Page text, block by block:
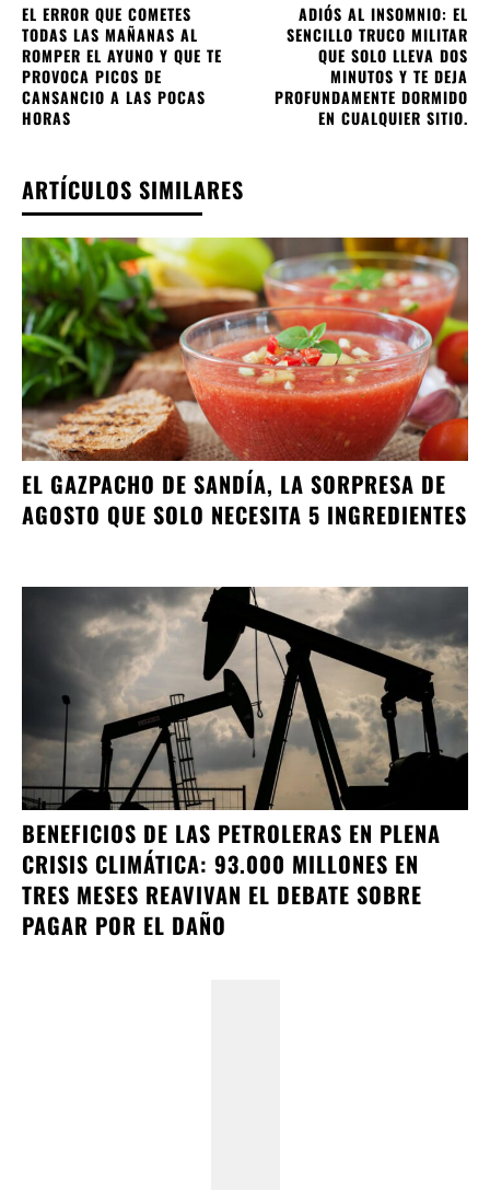
EL ERROR QUE COMETES
TODAS LAS MAÑANAS AL
ROMPER EL AYUNO Y QUE TE
PROVOCA PICOS DE
CANSANCIO A LAS POCAS
HORAS
ADIÓS AL INSOMNIO: EL
SENCILLO TRUCO MILITAR
QUE SOLO LLEVA DOS
MINUTOS Y TE DEJA
PROFUNDAMENTE DORMIDO
EN CUALQUIER SITIO.
ARTÍCULOS SIMILARES
EL GAZPACHO DE SANDÍA, LA SORPRESA DE
AGOSTO QUE SOLO NECESITA 5 INGREDIENTES
BENEFICIOS DE LAS PETROLERAS EN PLENA
CRISIS CLIMÁTICA: 93.000 MILLONES EN
TRES MESES REAVIVAN EL DEBATE SOBRE
PAGAR POR EL DAÑO